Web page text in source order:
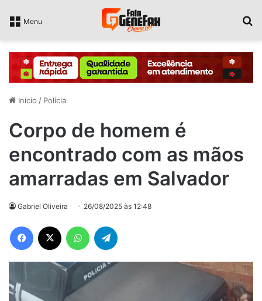
Menu
Início / Polícia
Corpo de homem é
encontrado com as mãos
amarradas em Salvador
Gabriel Oliveira 26/08/2025 às 12:48
Facebook WhatsApp